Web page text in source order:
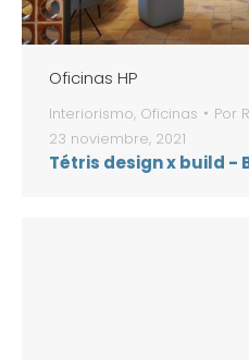
Oficinas HP
Interiorismo, Oficinas Por
23 noviembre, 2021
Tétris design x build -